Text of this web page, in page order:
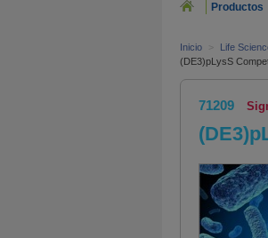
Productos
Inicio > Life
(DE3)pLysS
71209